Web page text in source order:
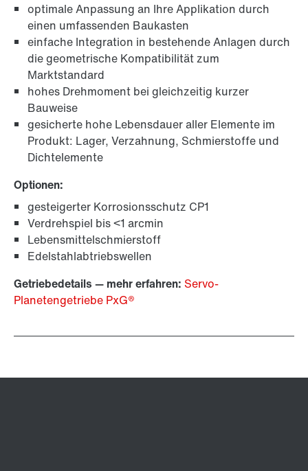
optimale Anpassung an Ihre Applikation durch
einen umfassenden Baukasten
einfache Integration in bestehende Anlagen durch
die geometrische Kompatibilität zum
Marktstandard
hohes Drehmoment bei gleichzeitig kurzer
Bauweise
gesicherte hohe Lebensdauer aller Elemente im
Produkt: Lager, Verzahnung, Schmierstoffe und
Dichtelemente
Optionen:
gesteigerter Korrosionsschutz CP1
Verdrehspiel bis <1 arcmin
Lebensmittelschmierstoff
Edelstahlabtriebswellen
Getriebedetails — mehr erfahren: Servo-
Planetengetriebe PxG®